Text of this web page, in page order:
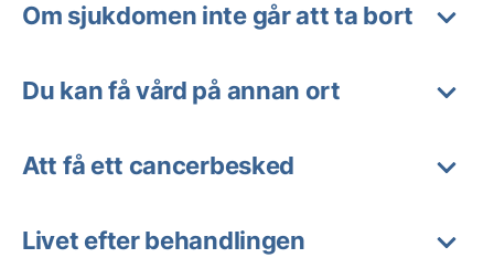
Om sjukdomen inte går att ta bort
Du kan få vård på annan ort
Att få ett cancerbesked
Livet efter behandlingen